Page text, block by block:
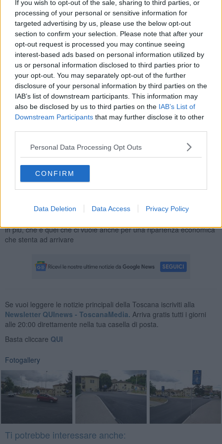
If you wish to opt-out of the sale, sharing to third parties, or
processing of your personal or sensitive information for
targeted advertising by us, please use the below opt-out
section to confirm your selection. Please note that after your
opt-out request is processed you may continue seeing
interest-based ads based on personal information utilized by
us or personal information disclosed to third parties prior to
your opt-out. You may separately opt-out of the further
disclosure of your personal information by third parties on the
IAB’s list of downstream participants. This information may
also be disclosed by us to third parties on the IAB’s List of
Downstream Participants that may further disclose it to other
Personal Data Processing Opt Outs
CONFIRM
Data Deletion Data Access Privacy Policy
Adesso anche il turista, che si trova in questo importante nodo
stradale, potrà capire la direzione da prendere. Infatti sono presenti
i gruppi di cartelli per la S.G.C Firenze - Siena e per Poggibonsi,
quello per la direttrice per Volterra, Casole e San Gimignano, quello
per la Maremma oppure più semplicemente la direzione per il
centro storico di Colle bassa. Numerosi i cartelli che segnalano i
percorsi ciclo-pedonali, con un occhio rivolto alla mobilità
sostenibile.
A mancare adesso però rimane la segnaletica orizzontale. Si sente
purtroppo la mancanza degli stop, e delle strisce che "incanalano"
verso una corsia ben definita.
Nelle ore di punta la rotatoria è molto frequentata e la sicurezza
adesso non è proprio al massimo. Manca veramente poco, l'ultimo
passo per completare un'operazione che è durata anni e che ha
migliorato l'inizio della città bassa.
La speranza dei colligiani è che quest'ultima posa, ovvero quella
siamo abituati ai lavori all'italiana, in questo momento un bel lavoro
in più, che è quel che ci vuole anche per una ripartenza economica
che stenta ad arrivare
Se vuoi leggere le notizie principali della Toscana iscriviti alla
Newsletter QUInews - ToscanaMedia. Arriva gratis tutti i giorni
alle 20:00 direttamente nella tua casella di posta.
Basta cliccare QUI
Fotogallery
Ti potrebbe interessare anche: